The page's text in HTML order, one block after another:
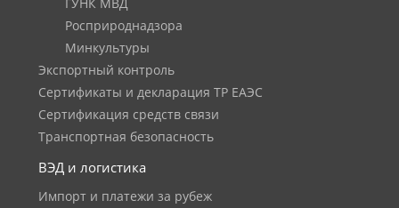
ГУНК МВД
Росприроднадзора
Минкультуры
Экспортный контроль
Сертификаты и декларация ТР ЕАЭС
Сертификация средств связи
Транспортная безопасность
ВЭД и логистика
Импорт и платежи за рубеж